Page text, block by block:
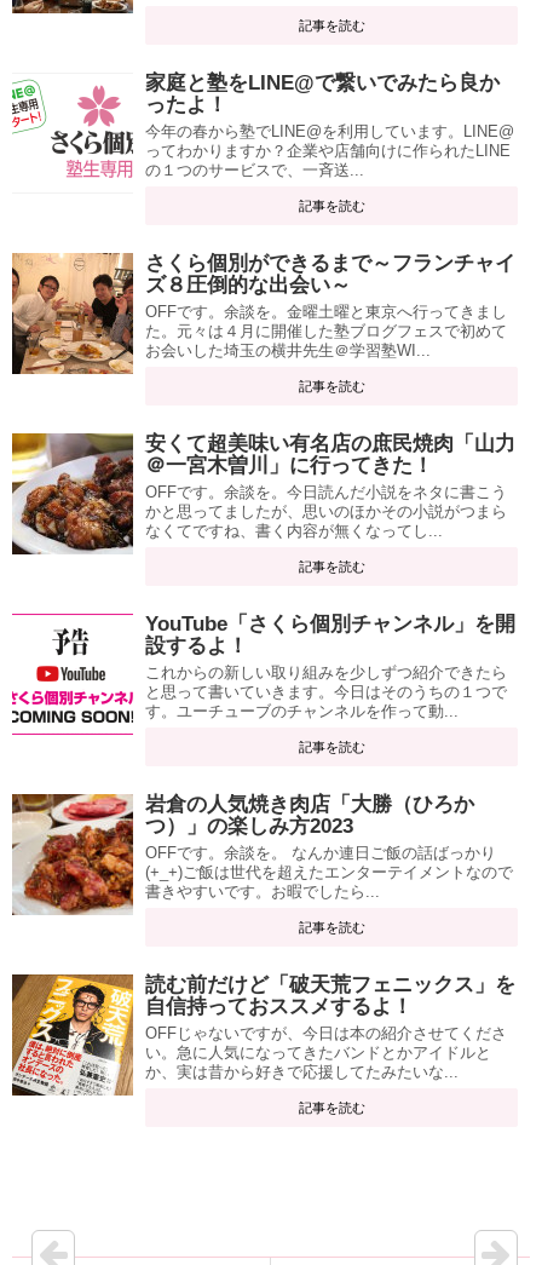
記事を読む
家庭と塾をLINE@で繋いでみたら良か
ったよ！
今年の春から塾でLINE@を利用しています。LINE@
ってわかりますか？企業や店舗向けに作られたLINE
の１つのサービスで、一斉送...
記事を読む
さくら個別ができるまで～フランチャイ
ズ８圧倒的な出会い～
OFFです。余談を。金曜土曜と東京へ行ってきまし
た。元々は４月に開催した塾ブログフェスで初めて
お会いした埼玉の横井先生＠学習塾WI...
記事を読む
安くて超美味い有名店の庶民焼肉「山力
＠一宮木曽川」に行ってきた！
OFFです。余談を。今日読んだ小説をネタに書こう
かと思ってましたが、思いのほかその小説がつまら
なくてですね、書く内容が無くなってし...
記事を読む
YouTube「さくら個別チャンネル」を開
設するよ！
これからの新しい取り組みを少しずつ紹介できたら
と思って書いていきます。今日はそのうちの１つで
す。ユーチューブのチャンネルを作って動...
記事を読む
岩倉の人気焼き肉店「大勝（ひろか
つ）」の楽しみ方2023
OFFです。余談を。 なんか連日ご飯の話ばっかり
(+_+)ご飯は世代を超えたエンターテイメントなので
書きやすいです。お暇でしたら...
記事を読む
読む前だけど「破天荒フェニックス」を
自信持っておススメするよ！
OFFじゃないですが、今日は本の紹介させてくださ
い。急に人気になってきたバンドとかアイドルと
か、実は昔から好きで応援してたみたいな...
記事を読む